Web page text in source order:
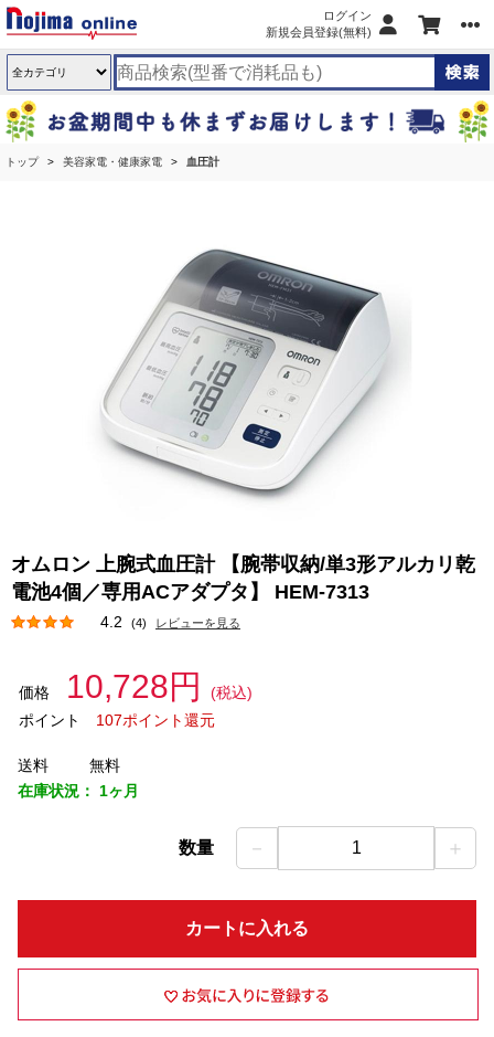
ログイン
新規会員登録(無料)
トップ 美容家電・健康家電 血圧計
オムロン 上腕式血圧計 【腕帯収納/単3形アルカリ乾
電池4個／専用ACアダプタ】 HEM-7313
4.2 (4) レビューを見る
価格 10,728円
(税込)
ポイント
107ポイント還元
送料
無料
在庫状況： 1ヶ月
数量 － 1 ＋
カートに入れる